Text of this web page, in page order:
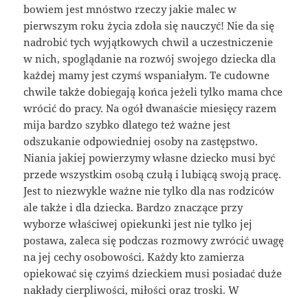
bowiem jest mnóstwo rzeczy jakie malec w
pierwszym roku życia zdoła się nauczyć! Nie da się
nadrobić tych wyjątkowych chwil a uczestniczenie
w nich, spoglądanie na rozwój swojego dziecka dla
każdej mamy jest czymś wspaniałym. Te cudowne
chwile także dobiegają końca jeżeli tylko mama chce
wrócić do pracy. Na ogół dwanaście miesięcy razem
mija bardzo szybko dlatego też ważne jest
odszukanie odpowiedniej osoby na zastępstwo.
Niania jakiej powierzymy własne dziecko musi być
przede wszystkim osobą czułą i lubiącą swoją pracę.
Jest to niezwykle ważne nie tylko dla nas rodziców
ale także i dla dziecka. Bardzo znaczące przy
wyborze właściwej opiekunki jest nie tylko jej
postawa, zaleca się podczas rozmowy zwrócić uwagę
na jej cechy osobowości. Każdy kto zamierza
opiekować się czyimś dzieckiem musi posiadać duże
nakłady cierpliwości, miłości oraz troski. W